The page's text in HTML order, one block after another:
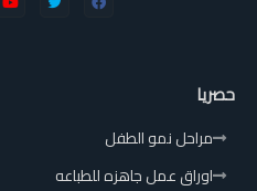
حصريا
مراحل نمو الطفل
اوراق عمل جاهزه للطباعه